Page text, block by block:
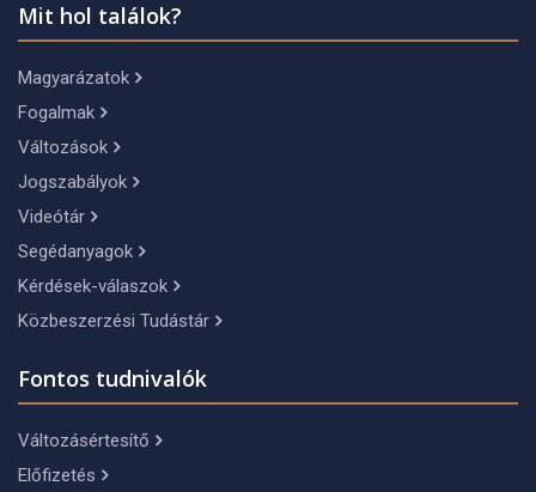
Mit hol találok?
Magyarázatok
Fogalmak
Változások
Jogszabályok
Videótár
Segédanyagok
Kérdések-válaszok
Közbeszerzési Tudástár
Fontos tudnivalók
Változásértesítő
Előfizetés